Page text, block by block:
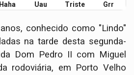
Haha Uau Triste Grr
conhecido como "Lindo"
na tarde desta segunda-
Dom Pedro II com Miguel
rodoviária, em Porto Velho